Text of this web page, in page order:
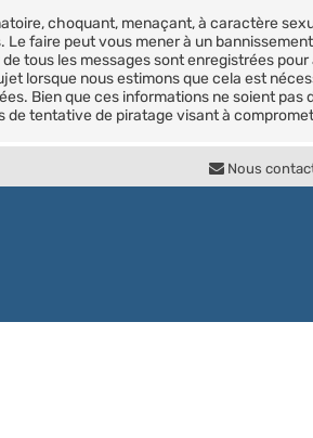
choquant, menaçant, à caractère
faire peut vous mener à un
tous les messages sont enregistrées
lorsque nous estimons que cela est
Bien que ces informations ne soient
tentative de piratage visant à
Nous